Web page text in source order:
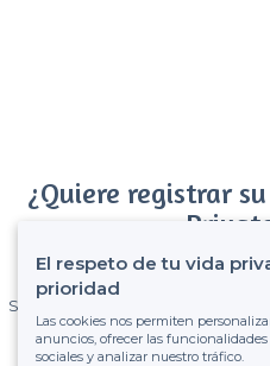
¿Quiere registrar
Gane muchos clientes entre el
Sin comisiones y sin
de ver
El respeto de tu vida
prioridad
Las cookies nos permiten
anuncios, ofrecer las funcionalidades
sociales y analizar nuestro tráfico.